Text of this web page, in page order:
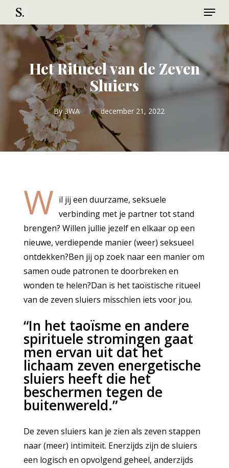
main
content
Menu
Het Ritueel van de Zeven
Sluiers
By 3WA december 21, 2022
W il jij een duurzame, seksuele
verbinding met je partner tot stand
brengen? Willen jullie jezelf en elkaar op een
nieuwe, verdiepende manier (weer) seksueel
ontdekken?Ben jij op zoek naar een manier om
samen oude patronen te doorbreken en
wonden te helen?Dan is het taoïstische ritueel
van de zeven sluiers misschien iets voor jou.
“In het taoïsme en andere
spirituele stromingen gaat
men ervan uit dat het
lichaam zeven energetische
sluiers heeft die het
beschermen tegen de
buitenwereld.”
De zeven sluiers kan je zien als zeven stappen
naar (meer) intimiteit. Enerzijds zijn de sluiers
een logisch en opvolgend geheel, anderzijds
Close